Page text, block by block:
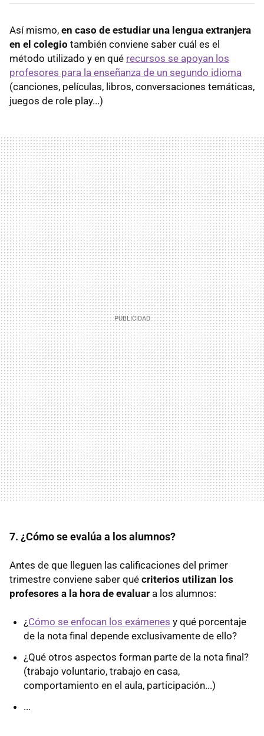
Así mismo, en caso de estudiar una lengua extranjera
en el colegio también conviene saber cuál es el
método utilizado y en qué recursos se apoyan los
profesores para la enseñanza de un segundo idioma
(canciones, películas, libros, conversaciones temáticas,
juegos de role play...)
7. ¿Cómo se evalúa a los alumnos?
Antes de que lleguen las calificaciones del primer
trimestre conviene saber qué criterios utilizan los
profesores a la hora de evaluar a los alumnos:
¿ Cómo se enfocan los exámenes y qué porcentaje
de la nota final depende exclusivamente de ello?
¿Qué otros aspectos forman parte de la nota final?
(trabajo voluntario, trabajo en casa,
comportamiento en el aula, participación...)
...